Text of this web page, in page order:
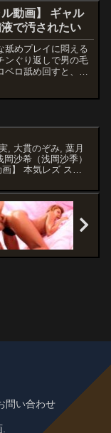
に射精してもオーケ
り勃つチ〇ポをナマ
いバズリFUCK！
ングロ肌を煮えたぎ
コーティング！
ル動画】 ギャル
で汚されたい
舐めプレイに悶える
ンぐり返しで男の毛
ベロ舐め回すと、勃
れると、恍惚の表情
, 大貫のぞみ, 葉月
沙希（浅岡沙季）
】 本気レズ スト
問い合わせ